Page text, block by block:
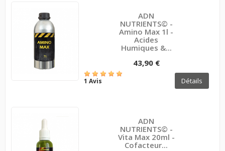
ADN
NUTRIENTS© -
Amino Max 1l -
Acides
Humiques &...
43,90 €
1 Avis Détails
ADN
NUTRIENTS© -
Vita Max 20ml -
Cofacteur...